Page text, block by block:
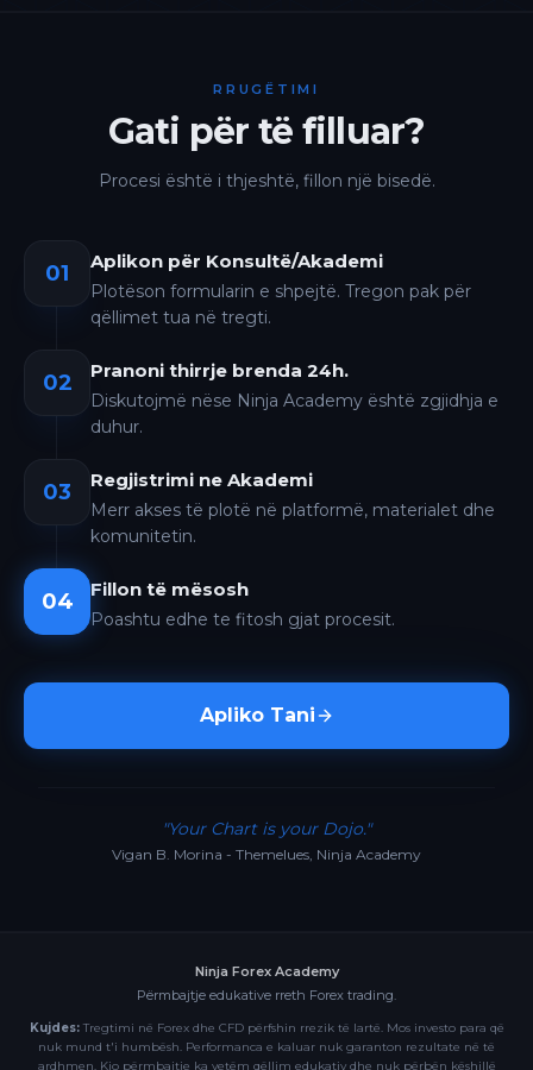
RRUGËTIMI
Gati për të filluar?
Procesi është i thjeshtë, fillon një bisedë.
01 Aplikon për Konsultë/Akademi
Plotëson formularin e shpejtë. Tregon pak për
qëllimet tua në tregti.
02 Pranoni thirrje brenda 24h.
Diskutojmë nëse Ninja Academy është zgjidhja e
duhur.
03 Regjistrimi ne Akademi
Merr akses të plotë në platformë, materialet dhe
komunitetin.
04 Fillon të mësosh
Poashtu edhe te fitosh gjat procesit.
Apliko Tani
"Your Chart is your Dojo."
Vigan B. Morina - Themelues, Ninja Academy
Ninja Forex Academy
Përmbajtje edukative rreth Forex trading.
Kujdes:Tregtimi në Forex dhe CFD përfshin rrezik të lartë. Mos investo para që
nuk mund t'i humbësh. Performanca e kaluar nuk garanton rezultate në të
ardhmen. Kjo përmbajtje ka vetëm qëllim edukativ dhe nuk përbën këshillë